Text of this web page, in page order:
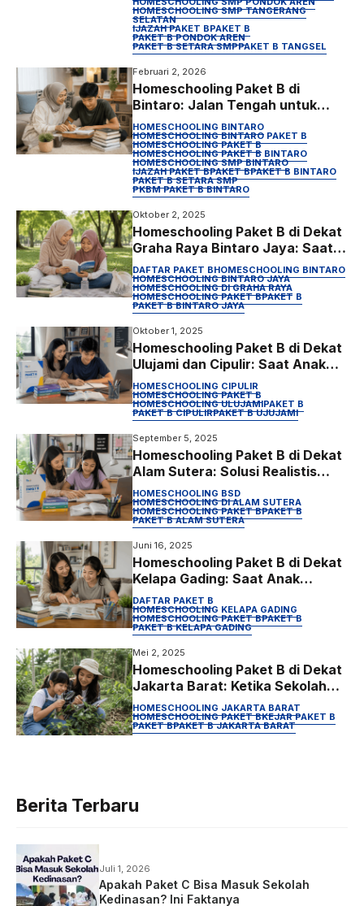
HOMESCHOOLING SMP TANGERANG
SELATAN
IJAZAH PAKET BPAKET B
PAKET B PONDOK AREN
PAKET B SETARA SMPPAKET B TANGSEL
Februari 2, 2026
Homeschooling Paket B di
Bintaro: Jalan Tengah untuk
Anak yang Tidak Cocok Sekolah
Biasa
HOMESCHOOLING BINTARO
HOMESCHOOLING BINTARO PAKET B
HOMESCHOOLING PAKET B
HOMESCHOOLING PAKET B BINTARO
HOMESCHOOLING SMP BINTARO
IJAZAH PAKET BPAKET BPAKET B BINTARO
PAKET B SETARA SMP
PKBM PAKET B BINTARO
Oktober 2, 2025
Homeschooling Paket B di Dekat
Graha Raya Bintaro Jaya: Saat
Anak Tidak Perlu Dipaksa Jadi
“Normal” untuk Bisa Berhasil
DAFTAR PAKET BHOMESCHOOLING BINTARO
HOMESCHOOLING BINTARO JAYA
HOMESCHOOLING DI GRAHA RAYA
HOMESCHOOLING PAKET BPAKET B
PAKET B BINTARO JAYA
Oktober 1, 2025
Homeschooling Paket B di Dekat
Ulujami dan Cipulir: Saat Anak
Terus Dipaksa Sekolah, Tapi
Tidak Pernah Benar-Benar
Belajar
HOMESCHOOLING CIPULIR
HOMESCHOOLING PAKET B
HOMESCHOOLING ULUJAMIPAKET B
PAKET B CIPULIRPAKET B UJUJAMI
September 5, 2025
Homeschooling Paket B di Dekat
Alam Sutera: Solusi Realistis
Saat Anak Tidak Nyaman
Sekolah Formal
HOMESCHOOLING BSD
HOMESCHOOLING DI ALAM SUTERA
HOMESCHOOLING PAKET BPAKET B
PAKET B ALAM SUTERA
Juni 16, 2025
Homeschooling Paket B di Dekat
Kelapa Gading: Saat Anak
Terlihat Baik-Baik Saja, Tapi
Sebenarnya Tidak
DAFTAR PAKET B
HOMESCHOOLING KELAPA GADING
HOMESCHOOLING PAKET BPAKET B
PAKET B KELAPA GADING
Mei 2, 2025
Homeschooling Paket B di Dekat
Jakarta Barat: Ketika Sekolah
Biasa Tidak Lagi Cocok, Ini Jalan
yang Lebih Masuk Akal
HOMESCHOOLING JAKARTA BARAT
HOMESCHOOLING PAKET BKEJAR PAKET B
PAKET BPAKET B JAKARTA BARAT
Berita Terbaru
Juli 1, 2026
Apakah Paket C Bisa Masuk Sekolah
Kedinasan? Ini Faktanya